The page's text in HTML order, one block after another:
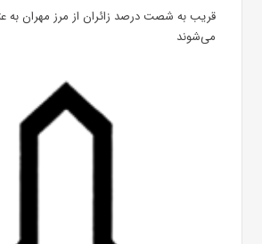
قریب به شصت درصد زائران از مرز مهران به
می‌شوند